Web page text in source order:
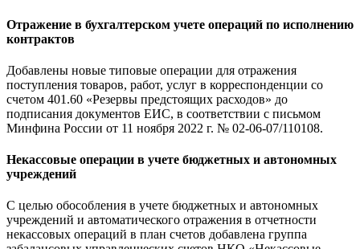
Отражение в бухгалтерском учете операций по исполнению
контрактов
Добавлены новые типовые операции для отражения
поступления товаров, работ, услуг в корреспонденции со
счетом 401.60 «Резервы предстоящих расходов» до
подписания документов ЕИС, в соответствии с письмом
Минфина России от 11 ноября 2022 г. № 02-06-07/110108.
Некассовые операции в учете бюджетных и автономных
учреждений
С целью обособления в учете бюджетных и автономных
учреждений и автоматического отражения в отчетности
некассовых операций в план счетов добавлена группа